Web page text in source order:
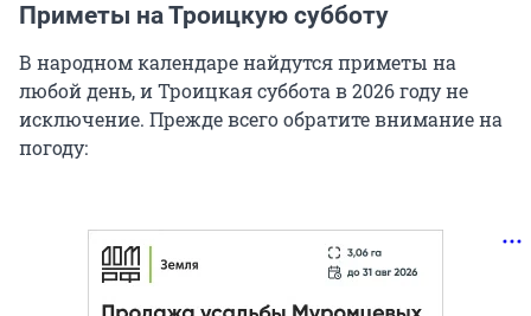
Приметы на Троицкую субботу
В народном календаре найдутся приметы на
любой день, и Троицкая суббота в 2026 году не
исключение. Прежде всего обратите внимание на
погоду: